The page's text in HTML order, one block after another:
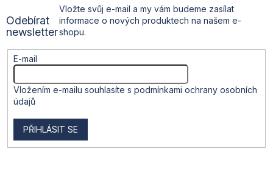
y
v
p
u
Odebírat
newsletter
Vložte svůj e-mail a my vám budeme zasílat
informace o nových produktech na našem e-
shopu.
E-mail
Vložením e-mailu souhlasíte s podmínkami ochrany osobních
údajů
PŘIHLÁSIT SE